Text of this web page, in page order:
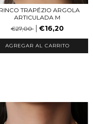
TRAPÉZIO ARGOLA
ARTICULADA M
€27,00
€16,20
AGREGAR AL CARRITO